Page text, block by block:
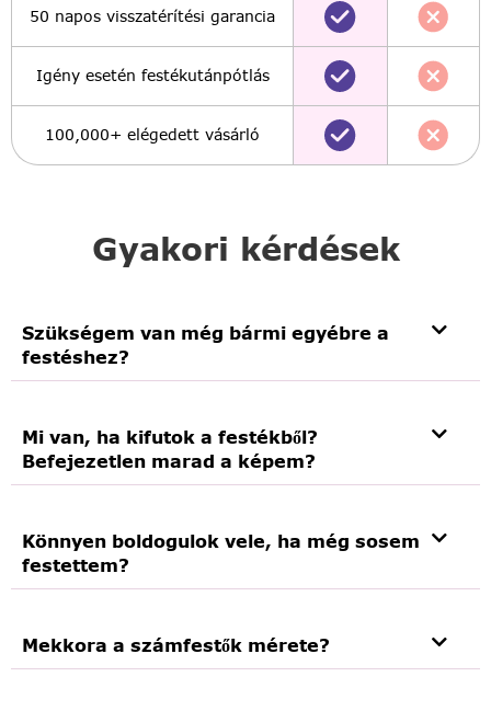
Gyakori kérdések
Szükségem van még bármi egyébre a
festéshez?
Mi van, ha kifutok a festékből?
Befejezetlen marad a képem?
Könnyen boldogulok vele, ha még sosem
festettem?
Mekkora a számfestők mérete?
50 napos visszatérítési garancia
Igény esetén festékutánpótlás
100,000+ elégedett vásárló